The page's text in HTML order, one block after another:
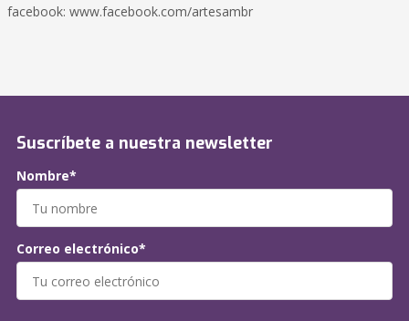
facebook: www.facebook.com/artesambr
Suscríbete a nuestra newsletter
Nombre*
Correo electrónico*